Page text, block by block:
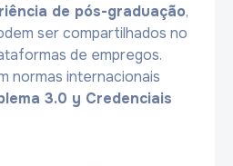
de pós-graduação,
ser compartilhados no
de empregos.
normas internacionais
3.0 y Credenciais